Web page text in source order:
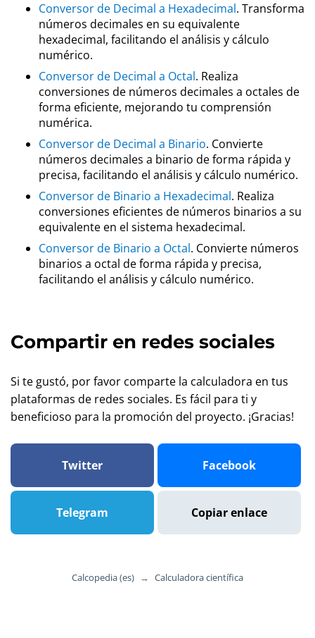
Conversor de Decimal a Hexadecimal. Transforma
números decimales en su equivalente
hexadecimal, facilitando el análisis y cálculo
numérico.
Conversor de Decimal a Octal. Realiza
conversiones de números decimales a octales de
forma eficiente, mejorando tu comprensión
numérica.
Conversor de Decimal a Binario. Convierte
números decimales a binario de forma rápida y
precisa, facilitando el análisis y cálculo numérico.
Conversor de Binario a Hexadecimal. Realiza
conversiones eficientes de números binarios a su
equivalente en el sistema hexadecimal.
Conversor de Binario a Octal. Convierte números
binarios a octal de forma rápida y precisa,
facilitando el análisis y cálculo numérico.
Compartir en redes sociales
Si te gustó, por favor comparte la calculadora en tus
plataformas de redes sociales. Es fácil para ti y
beneficioso para la promoción del proyecto. ¡Gracias!
Twitter Facebook
Telegram Copiar enlace
Calcopedia (es) → Calculadora científica